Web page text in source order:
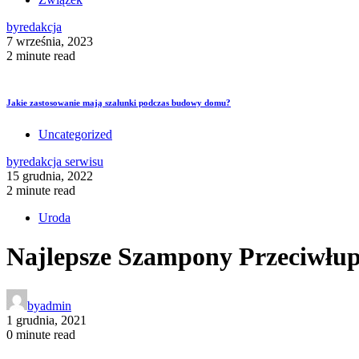
byredakcja
7 września, 2023
2 minute read
Jakie zastosowanie mają szalunki podczas budowy domu?
Uncategorized
byredakcja serwisu
15 grudnia, 2022
2 minute read
Uroda
Najlepsze Szampony
byadmin
1 grudnia, 2021
0 minute read